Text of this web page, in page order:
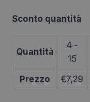
Sconto quantità
Quantità
4 -
15
Prezzo €7,29